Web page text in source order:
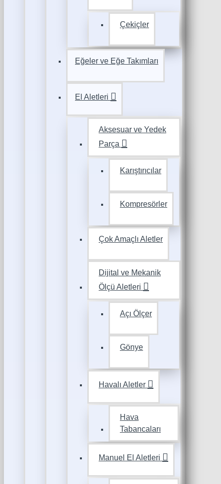
Çekiçler
Eğeler ve Eğe Takımları
El Aletleri
Aksesuar ve Yedek
Parça
Karıştırıcılar
Kompresörler
Çok Amaçlı Aletler
Dijital ve Mekanik
Ölçü Aletleri
Açı Ölçer
Gönye
Havalı Aletler
Hava
Tabancaları
Manuel El Aletleri